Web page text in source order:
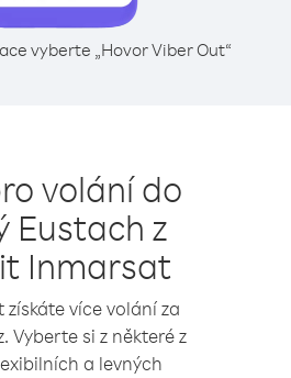
vyberte „Hovor Viber Out“
volání do
Eustach z
Inmarsat
získáte více volání za
Vyberte si z některé z
a levných